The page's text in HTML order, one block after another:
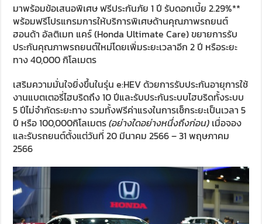
มาพร้อมข้อเสนอพิเศษ ฟรีประกันภัย 1 ปี รับดอกเบี้ย 2.29%**
พร้อมฟรีโปรแกรมการให้บริการพิเศษด้านคุณภาพรถยนต์
ฮอนด้า อัลติเมท แคร์ (Honda Ultimate Care) ขยายการรับ
ประกันคุณภาพรถยนต์ใหม่โดยเพิ่มระยะเวลาอีก 2 ปี หรือระยะ
ทาง 40,000 กิโลเมตร
เสริมความมั่นใจยิ่งขึ้นในรุ่น e:HEV ด้วยการรับประกันอายุการใช้
งานแบตเตอรี่ไฮบริดถึง 10 ปีและรับประกันระบบไฮบริดทั้งระบบ
5 ปีไม่จำกัดระยะทาง รวมทั้งฟรีค่าแรงในการเช็กระยะเป็นเวลา 5
ปี หรือ 100,000กิโลเมตร(อย่างใดอย่างหนึ่งถึงก่อน) เมื่อจอง
และรับรถยนต์ตั้งแต่วันที่ 20 มีนาคม 2566 – 31 พฤษภาคม
2566